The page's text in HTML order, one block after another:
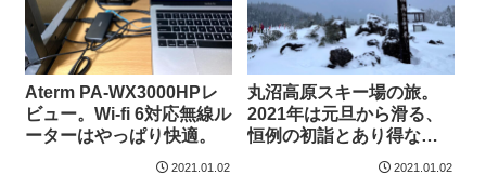
Aterm PA-WX3000HPレ
ビュー。Wi-fi 6対応無線ル
ーターはやっぱり快適。
2021.01.02
丸沼高原スキー場の旅。
2021年は元旦から滑る、
恒例の初詣とあり得ない
コンディションと。
2021.01.02